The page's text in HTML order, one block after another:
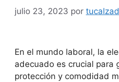
julio 23, 2023 por
En el mundo laboral, la
adecuado es crucial para
protección y comodidad